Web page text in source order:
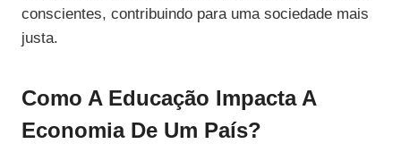
conscientes, contribuindo para uma sociedade mais
justa.
Como A Educação Impacta A
Economia De Um País?